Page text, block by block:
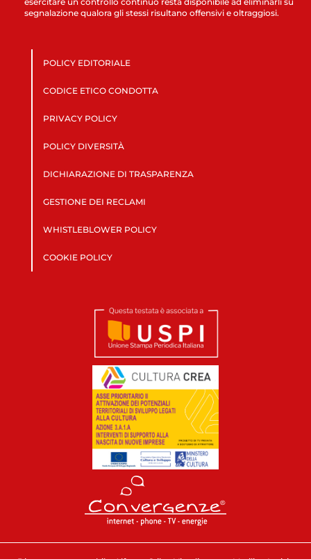
segnalazione qualora gli stessi risultano offensivi e oltraggiosi.
POLICY EDITORIALE
CODICE ETICO CONDOTTA
PRIVACY POLICY
POLICY DIVERSITÀ
DICHIARAZIONE DI TRASPARENZA
GESTIONE DEI RECLAMI
WHISTLEBLOWER POLICY
COOKIE POLICY